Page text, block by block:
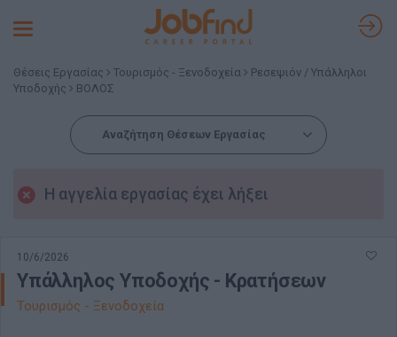
Toggle
Θέσεις Εργασίας Τουρισμός - Ξενοδοχεία
Ρεσεψιόν / Υπάλληλοι
Υποδοχής
ΒΟΛΟΣ
Αναζήτηση Θέσεων Εργασίας
Η αγγελία εργασίας έχει λήξει
10/6/2026
Υπάλληλος Υποδοχής - Κρατήσεων
Τουρισμός - Ξενοδοχεία